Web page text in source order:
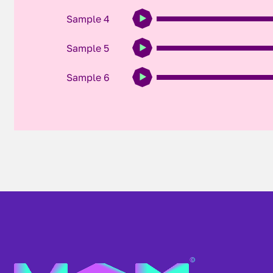
Sample 4
Sample 5
Sample 6